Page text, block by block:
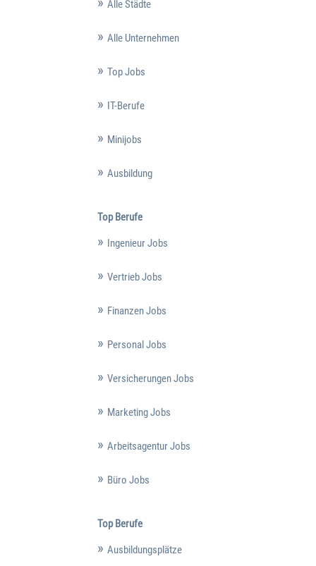
Alle Städte
Alle Unternehmen
Top Jobs
IT-Berufe
Minijobs
Ausbildung
Top Berufe
Ingenieur Jobs
Vertrieb Jobs
Finanzen Jobs
Personal Jobs
Versicherungen Jobs
Marketing Jobs
Arbeitsagentur Jobs
Büro Jobs
Top Berufe
Ausbildungsplätze